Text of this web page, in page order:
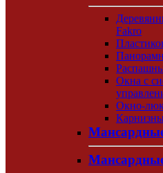
Fakro
Окна с
Окно-